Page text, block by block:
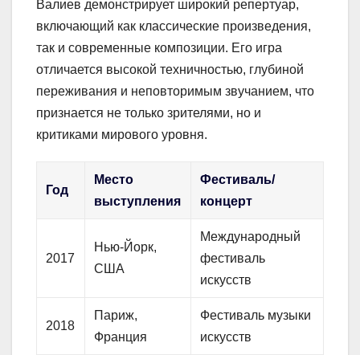
Валиев демонстрирует широкий репертуар,
включающий как классические произведения,
так и современные композиции. Его игра
отличается высокой техничностью, глубиной
переживания и неповторимым звучанием, что
признается не только зрителями, но и
критиками мирового уровня.
Год
Место
выступления
Фестиваль/
концерт
2017
Нью-Йорк,
США
Международный
фестиваль
искусств
2018
Париж,
Франция
Фестиваль музыки
искусств